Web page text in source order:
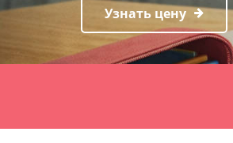
Узнать цену